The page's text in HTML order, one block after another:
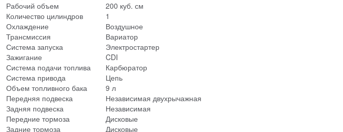
Рабочий объем
200 куб. см
Количество цилиндров
1
Охлаждение
Воздушное
Трансмиссия
Вариатор
Система запуска
Электростартер
Зажигание
CDI
Система подачи топлива
Карбюратор
Система привода
Цепь
Объем топливного бака
9 л
Передняя подвеска
Независимая двухрычажная
Задняя подвеска
Независимая
Передние тормоза
Дисковые
Задние тормоза
Дисковые